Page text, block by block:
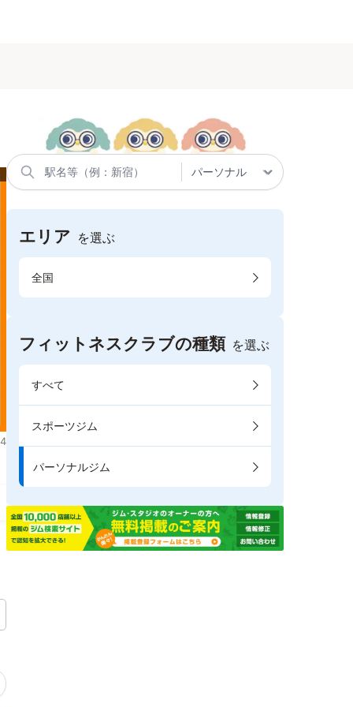
エリア を選ぶ
全国
フィットネスクラブの種類 を選ぶ
すべて
スポーツジム
パーソナルジム